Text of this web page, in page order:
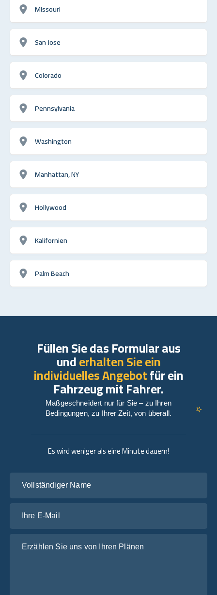
Missouri
San Jose
Colorado
Pennsylvania
Washington
Manhattan, NY
Hollywood
Kalifornien
Palm Beach
Es wird weniger als eine Minute dauern!
Füllen Sie das Formular aus
underhalten Sie ein
individuelles Angebotfür ein
Fahrzeug mit Fahrer.
Maßgeschneidert nur für Sie – zu Ihren
Bedingungen, zu Ihrer Zeit, von überall.